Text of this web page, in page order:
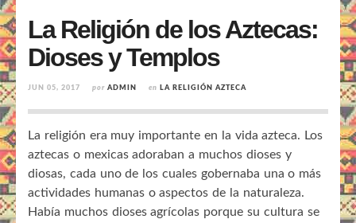
La Religión de los Aztecas:
Dioses y Templos
JUN 05, 2017 por ADMIN en LA RELIGIÓN AZTECA
La religión era muy importante en la vida azteca. Los
aztecas o mexicas adoraban a muchos dioses y
diosas, cada uno de los cuales gobernaba una o más
actividades humanas o aspectos de la naturaleza.
Había muchos dioses agrícolas porque su cultura se